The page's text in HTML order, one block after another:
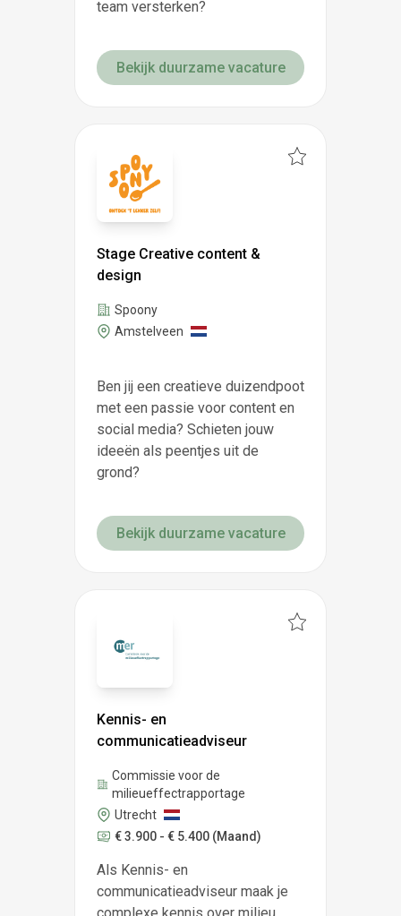
team versterken?
Bekijk duurzame vacature
Stage Creative content &
design
Spoony
Amstelveen
Ben jij een creatieve duizendpoot
met een passie voor content en
social media? Schieten jouw
ideeën als peentjes uit de
grond?
Bekijk duurzame vacature
Kennis- en
communicatieadviseur
Commissie voor de
milieueffectrapportage
Utrecht
€ 3.900 - € 5.400 (Maand)
Als Kennis- en
communicatieadviseur maak je